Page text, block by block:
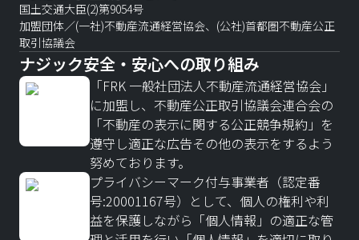
国土交通大臣(2)第9054号
加盟団体／(一社)不動産流通経営協会、(公社)首都圏不動産公正
取引協議会
ナジック安全・安心への取り組み
「FRK 一般社団法人不動産流通経営協会」
に加盟し、不動産公正取引協議会連合会の
「不動産の表示に関する公正競争規約」を
遵守し適正な広告その他の表示をするよう
努めております。
プライバシーマーク付与事業者（認定番
号:20001167号）として、個人の権利や利
益を保護しながら「個人情報」の適正な管